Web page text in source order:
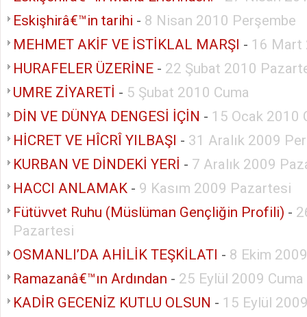
Eskişhirâ€™in tarihi - 8 Nisan 2010 Perşembe
MEHMET AKİF VE İSTİKLAL MARŞI - 16 Mart
HURAFELER ÜZERİNE - 22 Şubat 2010
UMRE ZİYARETİ - 5 Şubat 2010 Cuma
DİN VE DÜNYA DENGESİ İÇİN - 15 Ocak 2010
HİCRET VE HÎCRÎ YILBAŞI - 31 Aralık 2009
KURBAN VE DİNDEKİ YERİ - 7 Aralık 2009
HACCI ANLAMAK - 9 Kasım 2009 Pazartesi
Fütüvvet Ruhu (Müslüman Gençliğin Profili) -
Pazartesi
OSMANLI’DA AHİLİK TEŞKİLATI - 8 Ekim
Ramazanâ€™ın Ardından - 25 Eylül 2009 Cuma
KADİR GECENİZ KUTLU OLSUN - 15 Eylül